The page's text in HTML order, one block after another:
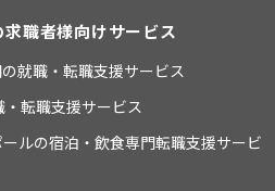
職者様向けサービス
就職・転職支援サービス
・転職支援サービス
ルの宿泊・飲食専門転職支援サービ